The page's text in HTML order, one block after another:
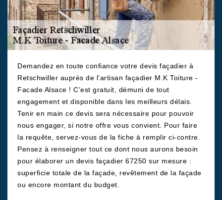
Demandez en toute confiance votre devis façadier à
Retschwiller auprès de l’artisan façadier M.K Toiture -
Facade Alsace ! C’est gratuit, démuni de tout
engagement et disponible dans les meilleurs délais.
Tenir en main ce devis sera nécessaire pour pouvoir
nous engager, si notre offre vous convient. Pour faire
la requête, servez-vous de la fiche à remplir ci-contre.
Pensez à renseigner tout ce dont nous aurons besoin
pour élaborer un devis façadier 67250 sur mesure :
superficie totale de la façade, revêtement de la façade
ou encore montant du budget.